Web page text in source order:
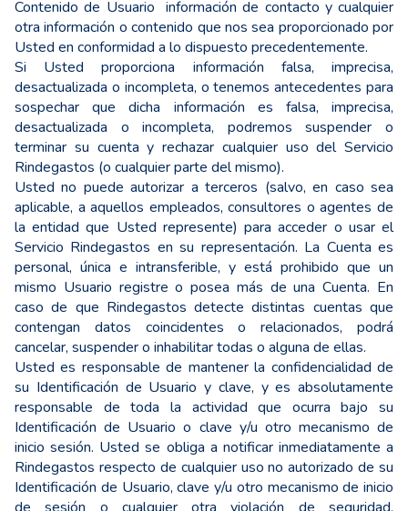
Contenido de Usuario información de contacto y cualquier
otra información o contenido que nos sea proporcionado por
Usted en conformidad a lo dispuesto precedentemente.
Si Usted proporciona información falsa, imprecisa,
desactualizada o incompleta, o tenemos antecedentes para
sospechar que dicha información es falsa, imprecisa,
desactualizada o incompleta, podremos suspender o
terminar su cuenta y rechazar cualquier uso del Servicio
Rindegastos (o cualquier parte del mismo).
Usted no puede autorizar a terceros (salvo, en caso sea
aplicable, a aquellos empleados, consultores o agentes de
la entidad que Usted represente) para acceder o usar el
Servicio Rindegastos en su representación. La Cuenta es
personal, única e intransferible, y está prohibido que un
mismo Usuario registre o posea más de una Cuenta. En
caso de que Rindegastos detecte distintas cuentas que
contengan datos coincidentes o relacionados, podrá
cancelar, suspender o inhabilitar todas o alguna de ellas.
Usted es responsable de mantener la confidencialidad de
su Identificación de Usuario y clave, y es absolutamente
responsable de toda la actividad que ocurra bajo su
Identificación de Usuario o clave y/u otro mecanismo de
inicio sesión. Usted se obliga a notificar inmediatamente a
Rindegastos respecto de cualquier uso no autorizado de su
Identificación de Usuario, clave y/u otro mecanismo de inicio